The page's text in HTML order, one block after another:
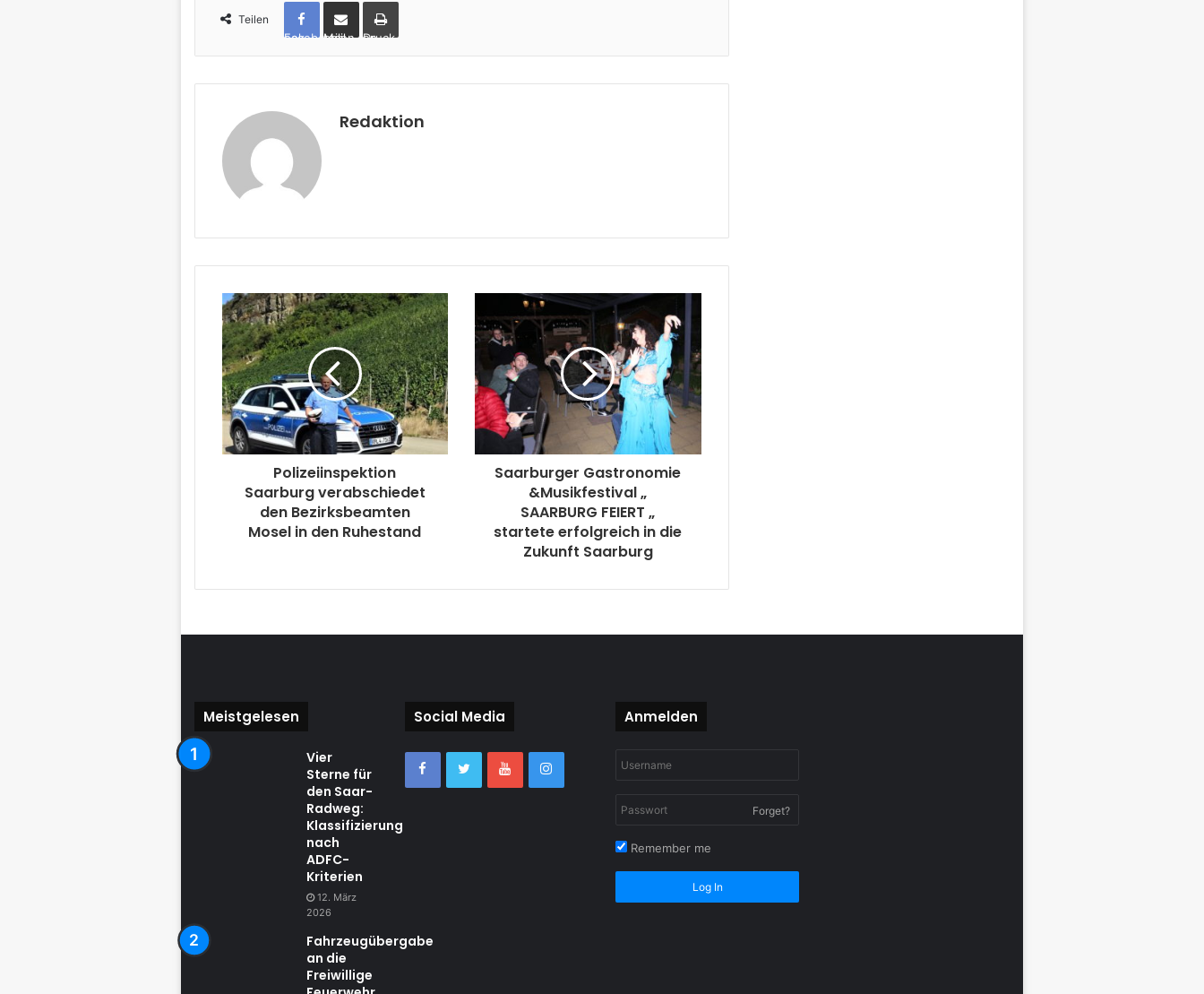
Teilen
Facebook per Mail teilen Drucken
Redaktion
Polizeiinspektion
Saarburg verabschiedet
den Bezirksbeamten
Mosel in den Ruhestand
Saarburger Gastronomie
&Musikfestival „
SAARBURG FEIERT „
startete erfolgreich in die
Zukunft Saarburg
Meistgelesen
Vier
Sterne für
den Saar-
Radweg:
Klassifizierung
nach
ADFC-
Kriterien
12. März
2026
Fahrzeugübergabe
an die
Freiwillige
Social Media Anmelden
Forget?
Remember me
Log In